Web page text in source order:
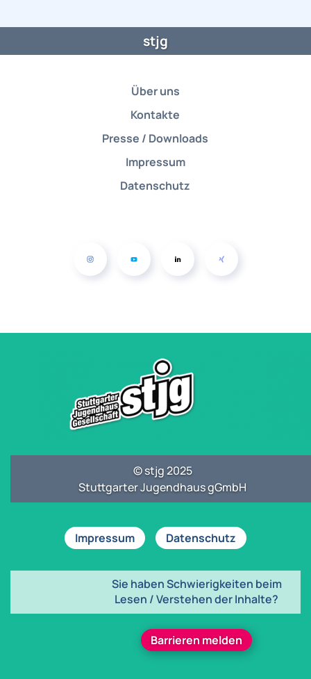
stjg
Über uns
Kontakte
Presse / Downloads
Impressum
Datenschutz
© stjg 2025
Stuttgarter Jugendhaus gGmbH
Impressum Datenschutz
Sie haben Schwierigkeiten beim
Lesen / Verstehen der Inhalte?
Barrieren melden